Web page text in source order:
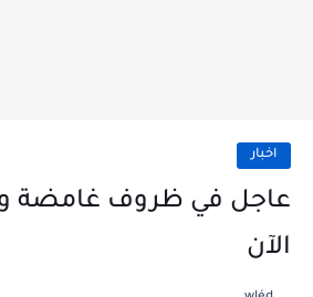
اخبار
عاجل في ظروف غامضة
الآن